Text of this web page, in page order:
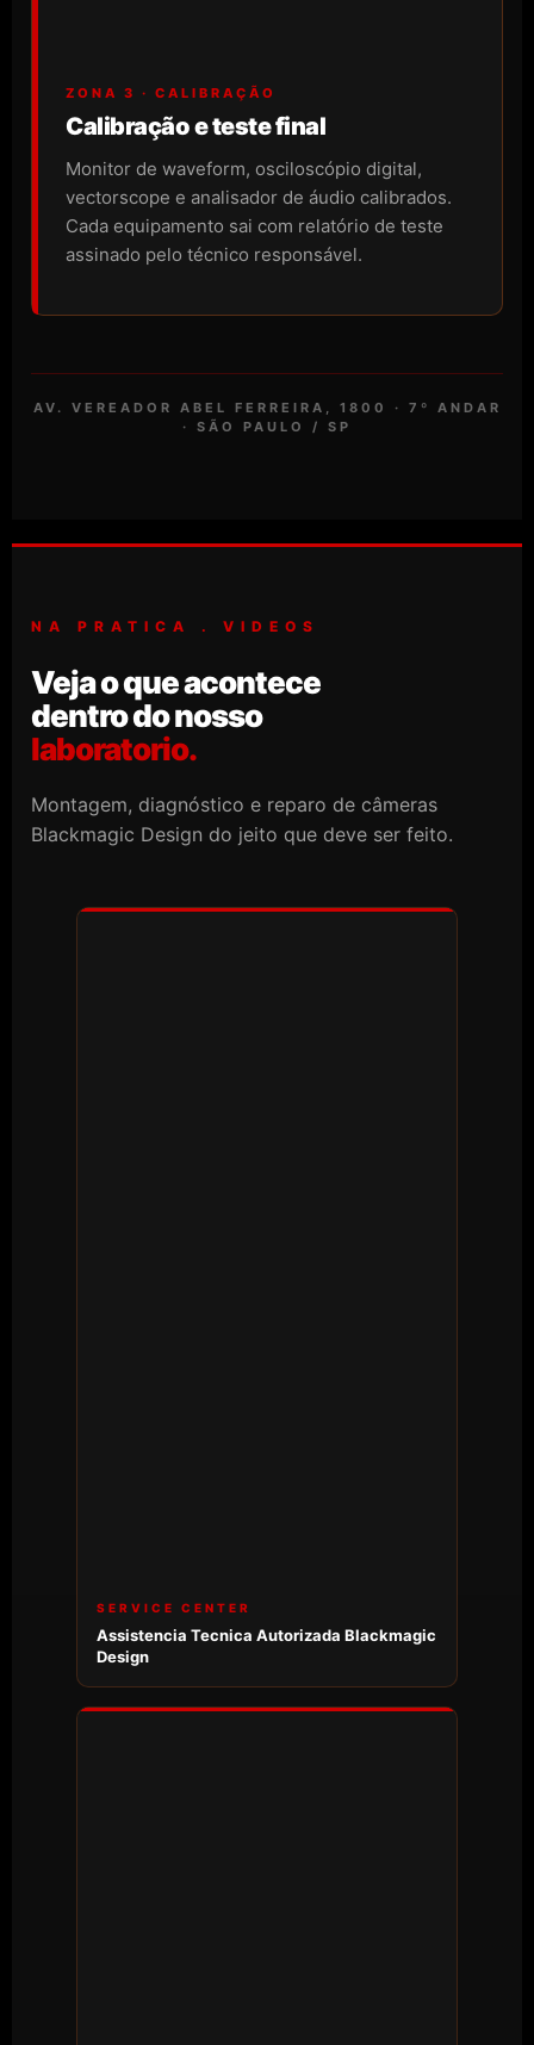
ZONA 3 · CALIBRAÇÃO
Calibração e teste final
Monitor de waveform, osciloscópio digital,
vectorscope e analisador de áudio calibrados.
Cada equipamento sai com relatório de teste
assinado pelo técnico responsável.
AV. VEREADOR ABEL FERREIRA, 1800 · 7º ANDAR
· SÃO PAULO / SP
NA PRATICA . VIDEOS
Veja o que acontece
dentro do nosso
laboratorio.
Montagem, diagnóstico e reparo de câmeras
Blackmagic Design do jeito que deve ser feito.
SERVICE CENTER
Assistencia Tecnica Autorizada Blackmagic
Design